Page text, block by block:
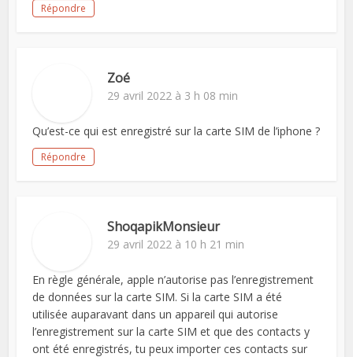
Répondre
Zoé
29 avril 2022 à 3 h 08 min
Qu’est-ce qui est enregistré sur la carte SIM de l’iphone ?
Répondre
ShoqapikMonsieur
29 avril 2022 à 10 h 21 min
En règle générale, apple n’autorise pas l’enregistrement
de données sur la carte SIM. Si la carte SIM a été
utilisée auparavant dans un appareil qui autorise
l’enregistrement sur la carte SIM et que des contacts y
ont été enregistrés, tu peux importer ces contacts sur